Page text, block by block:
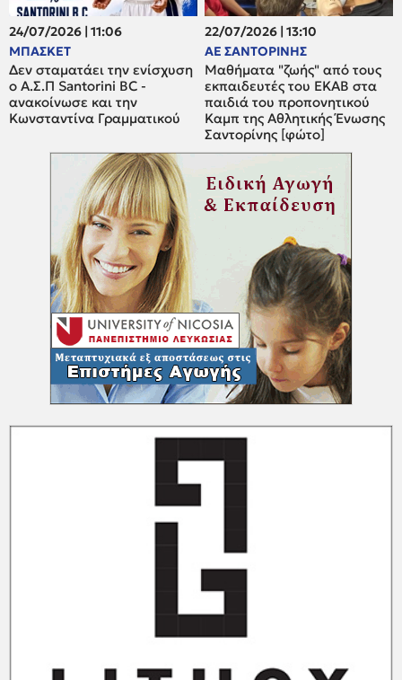
24/07/2026 | 11:06
ΜΠΑΣΚΕΤ
Δεν σταματάει την ενίσχυση
ο A.Σ.Π Santorini BC -
ανακοίνωσε και την
Κωνσταντίνα Γραμματικού
22/07/2026 | 13:10
ΑΕ ΣΑΝΤΟΡΙΝΗΣ
Μαθήματα "ζωής" από τους
εκπαιδευτές του ΕΚΑΒ στα
παιδιά του προπονητικού
Καμπ της Αθλητικής Ένωσης
Σαντορίνης [φώτο]